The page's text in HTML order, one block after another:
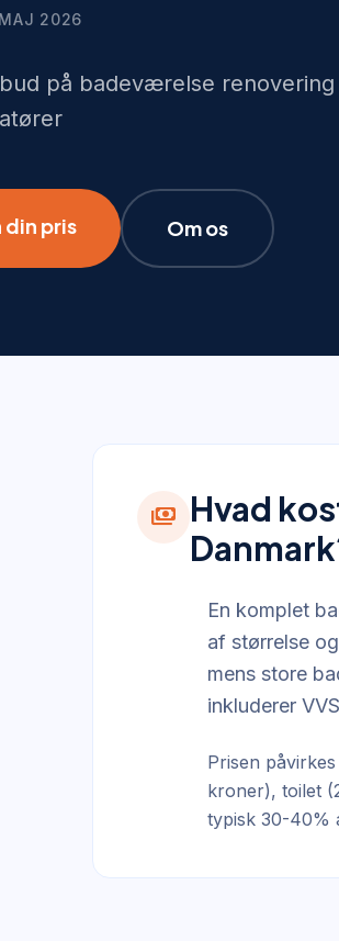
MAJ 2026
på badeværelse
din pris Om os
payments Hvad
En komplet
af størrelse
mens store
inkluderer
Prisen
kroner), toilet
typisk 30-40%